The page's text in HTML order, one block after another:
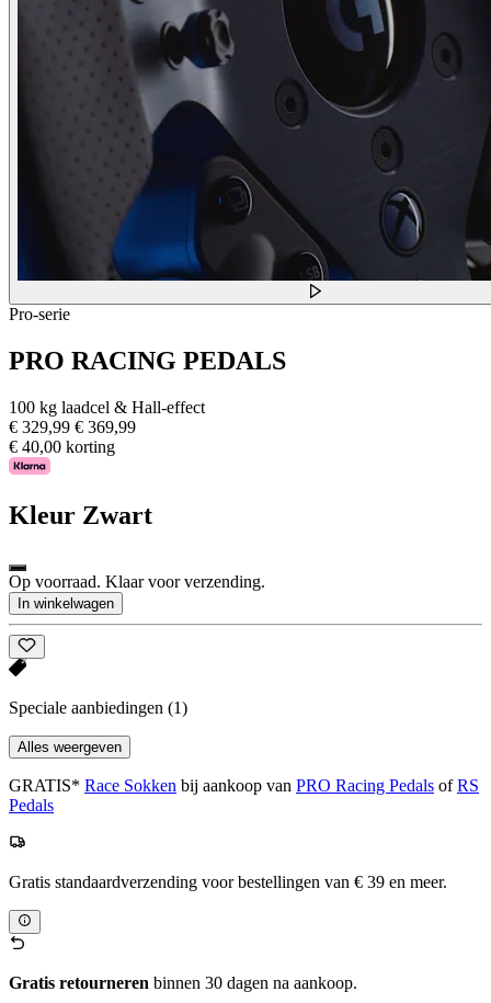
Pro-serie
PRO RACING PEDALS
100 kg laadcel & Hall-effect
€ 329,99 € 369,99
€ 40,00 korting
Kleur Zwart
Op voorraad. Klaar voor verzending.
In winkelwagen
Speciale aanbiedingen (1)
Alles weergeven
GRATIS* Race Sokken bij aankoop van PRO Racing Pedals ofRS
Pedals
Gratis standaardverzending voor bestellingen van € 39 en meer.
Gratis retourneren binnen 30 dagen na aankoop.